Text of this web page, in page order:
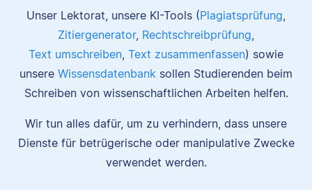
Unser Lektorat, unsere KI-Tools (Plagiatsprüfung
Zitiergenerator, Rechtschreibprüfung
Text umschreiben Text zusammenfassen) sowie
unsere Wissensdatenbank sollen Studierenden beim
Schreiben von wissenschaftlichen Arbeiten helfen.
Wir tun alles dafür, um zu verhindern, dass unsere
Dienste für betrügerische oder manipulative Zwecke
verwendet werden.